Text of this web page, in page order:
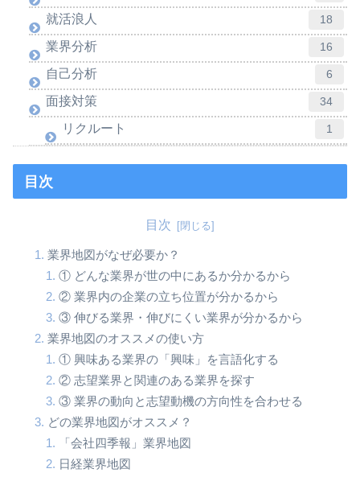
就活浪人 18
業界分析 16
自己分析 6
面接対策 34
リクルート 1
目次
目次
業界地図がなぜ必要か？
① どんな業界が世の中にあるか分かるから
② 業界内の企業の立ち位置が分かるから
③ 伸びる業界・伸びにくい業界が分かるから
業界地図のオススメの使い方
① 興味ある業界の「興味」を言語化する
② 志望業界と関連のある業界を探す
③ 業界の動向と志望動機の方向性を合わせる
どの業界地図がオススメ？
「会社四季報」業界地図
日経業界地図